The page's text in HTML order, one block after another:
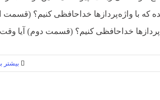
که با واژه‌پردازها خداحافظی کنیم؟ (قسمت
خداحافظی کنیم؟ (قسمت دوم) آیا
بیشتر